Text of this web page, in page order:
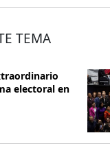
TEMA
electoral en